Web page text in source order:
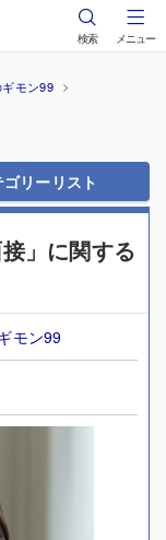
検索 メニュー
モン99
リーリスト
」に関する
モン99